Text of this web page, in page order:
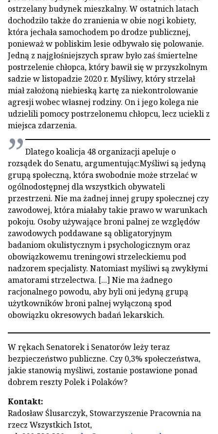
ostrzelany budynek mieszkalny. W ostatnich latach
dochodziło także do zranienia w obie nogi kobiety,
która jechała samochodem po drodze publicznej,
ponieważ w pobliskim lesie odbywało się polowanie.
Jedną z najgłośniejszych spraw było zaś śmiertelne
postrzelenie chłopca, który bawił się w przyszkolnym
sadzie w listopadzie 2020 r. Myśliwy, który strzelał
miał założoną niebieską kartę za niekontrolowanie
agresji wobec własnej rodziny. On i jego kolega nie
udzielili pomocy postrzelonemu chłopcu, lecz uciekli z
miejsca zdarzenia.
Dlatego koalicja 48 organizacji apeluje o
rozsądek do Senatu, argumentując:Myśliwi są jedyną
grupą społeczną, która swobodnie może strzelać w
ogólnodostępnej dla wszystkich obywateli
przestrzeni. Nie ma żadnej innej grupy społecznej czy
zawodowej, która miałaby takie prawo w warunkach
pokoju. Osoby używające broni palnej ze względów
zawodowych poddawane są obligatoryjnym
badaniom okulistycznym i psychologicznym oraz
obowiązkowemu treningowi strzeleckiemu pod
nadzorem specjalisty. Natomiast myśliwi są zwykłymi
amatorami strzelectwa. [...] Nie ma żadnego
racjonalnego powodu, aby byli oni jedyną grupą
użytkowników broni palnej wyłączoną spod
obowiązku okresowych badań lekarskich.
W rękach Senatorek i Senatorów leży teraz
bezpieczeństwo publiczne. Czy 0,3% społeczeństwa,
jakie stanowią myśliwi, zostanie postawione ponad
dobrem reszty Polek i Polaków?
Kontakt:
Radosław Ślusarczyk, Stowarzyszenie Pracownia na
rzecz Wszystkich Istot,